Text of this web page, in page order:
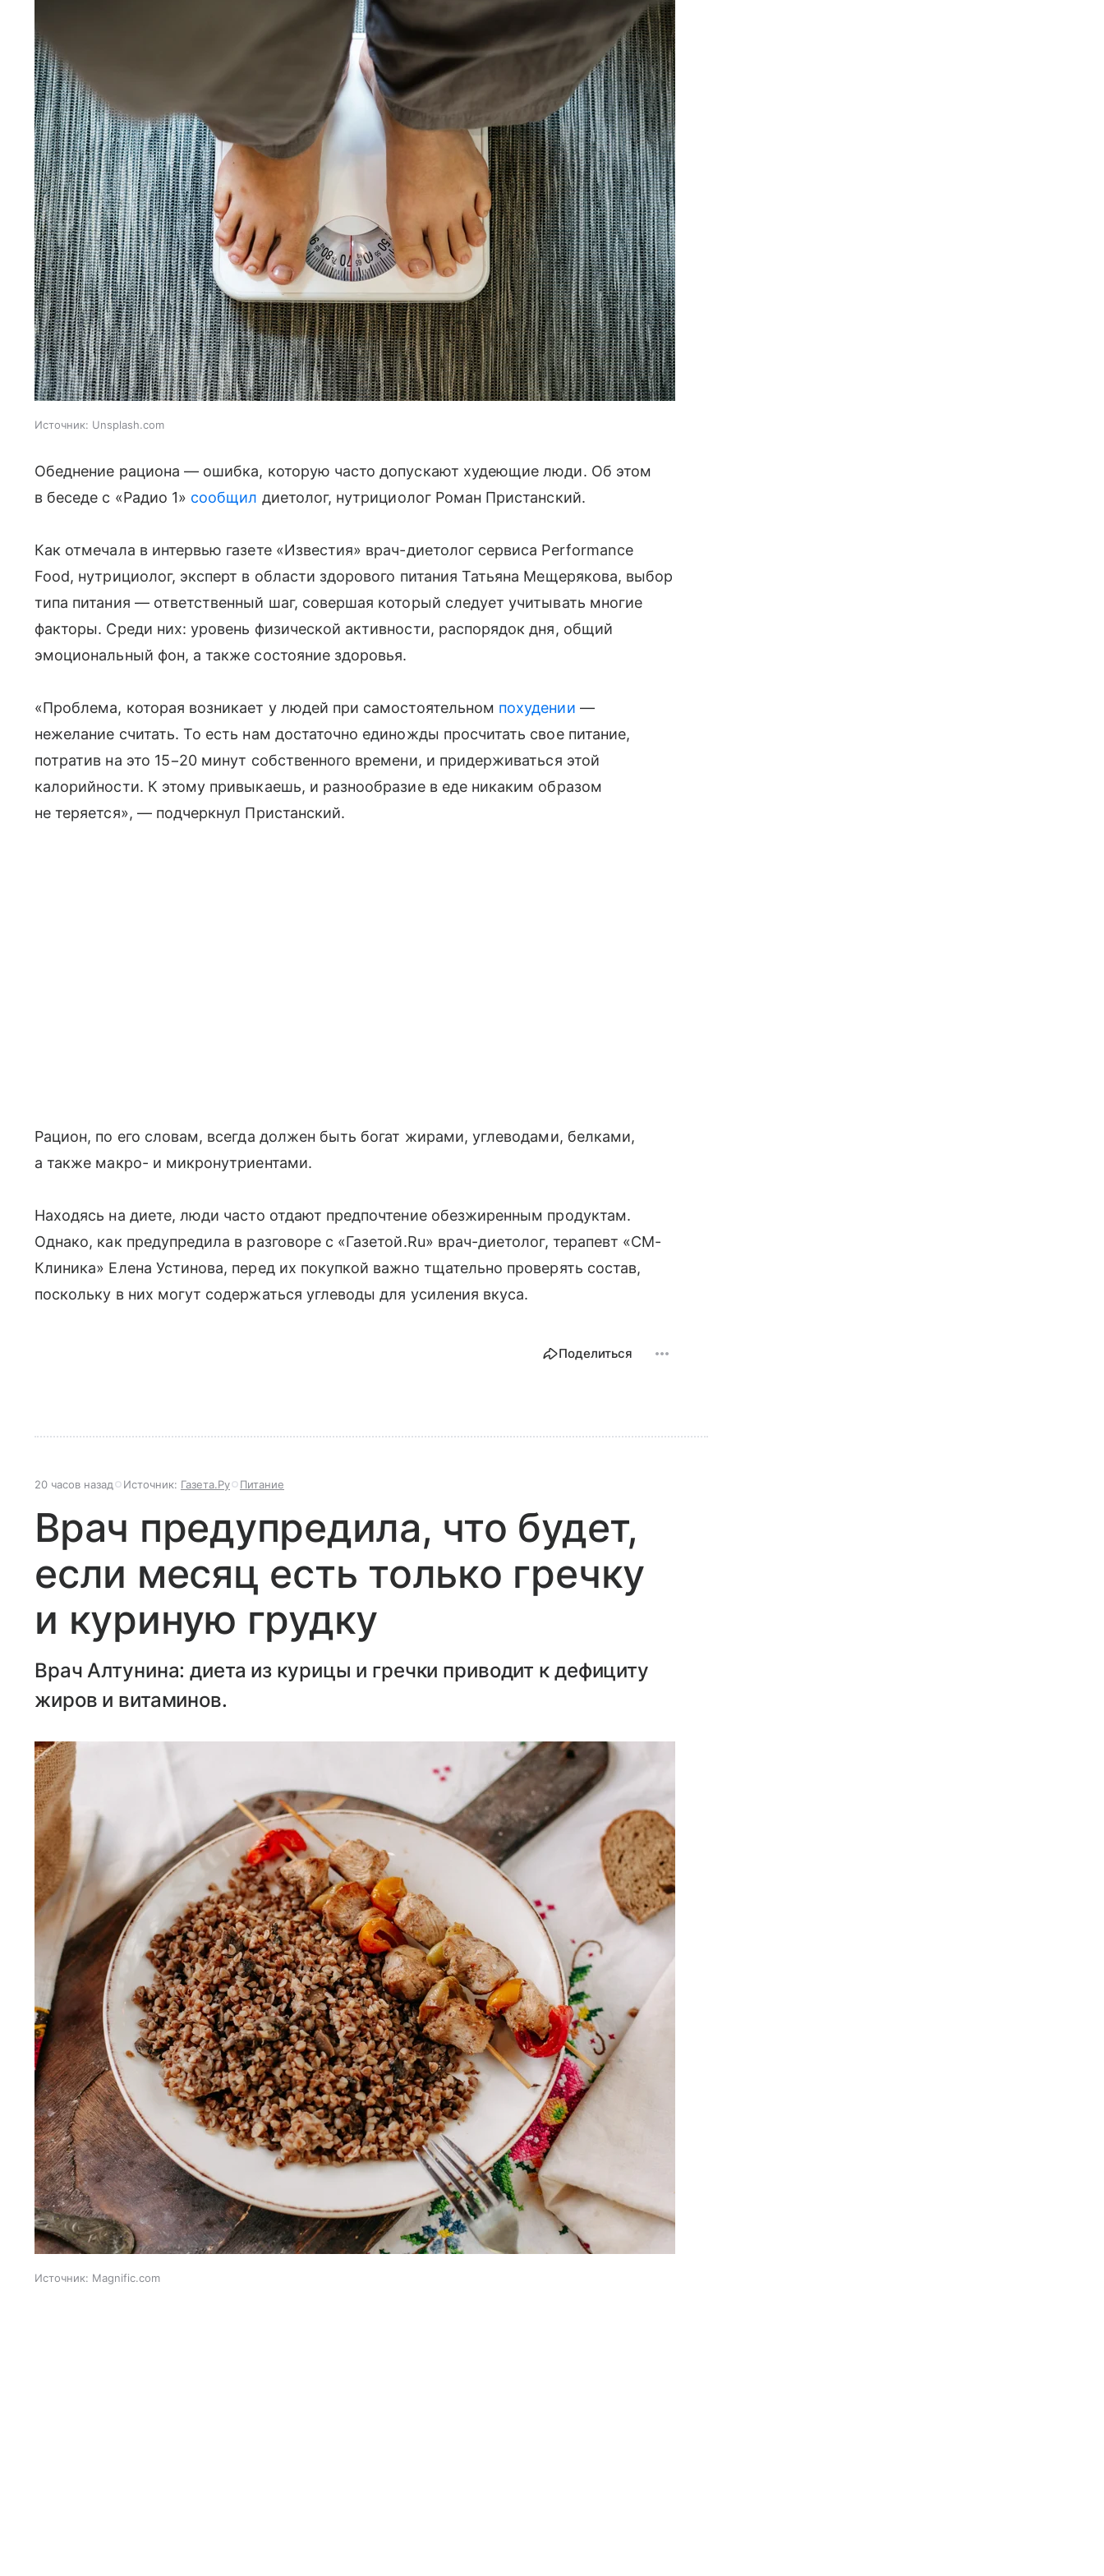
Источник: Unsplash.com
Обеднение рациона — ошибка, которую часто допускают худеющие люди. Об этом
в беседе с «Радио 1» сообщил диетолог, нутрициолог Роман Пристанский.
Как отмечала в интервью газете «Известия» врач-диетолог сервиса Performance
Food, нутрициолог, эксперт в области здорового питания Татьяна Мещерякова, выбор
типа питания — ответственный шаг, совершая который следует учитывать многие
факторы. Среди них: уровень физической активности, распорядок дня, общий
эмоциональный фон, а также состояние здоровья.
«Проблема, которая возникает у людей при самостоятельном похудении —
нежелание считать. То есть нам достаточно единожды просчитать свое питание,
потратив на это 15−20 минут собственного времени, и придерживаться этой
калорийности. К этому привыкаешь, и разнообразие в еде никаким образом
не теряется», — подчеркнул Пристанский.
Рацион, по его словам, всегда должен быть богат жирами, углеводами, белками,
а также макро- и микронутриентами.
Находясь на диете, люди часто отдают предпочтение обезжиренным продуктам.
Однако, как предупредила в разговоре с «Газетой.Ru» врач-диетолог, терапевт «СМ-
Клиника» Елена Устинова, перед их покупкой важно тщательно проверять состав,
поскольку в них могут содержаться углеводы для усиления вкуса.
Поделиться
20 часов назад Источник: Газета.Ру Питание
Врач предупредила, что будет,
если месяц есть только гречку
и куриную грудку
Врач Алтунина: диета из курицы и гречки приводит к дефициту
жиров и витаминов.
Источник: Magnific.com